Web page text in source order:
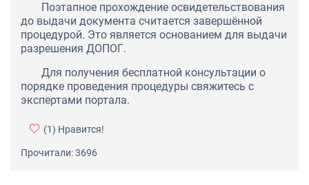
Поэтапное прохождение освидетельствования
до выдачи документа считается завершённой
процедурой. Это является основанием для выдачи
разрешения ДОПОГ.
Для получения бесплатной консультации о
порядке проведения процедуры свяжитесь с
экспертами портала.
(1) Нравится!
Прочитали: 3696